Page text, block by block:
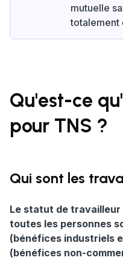
mutuelle
totalement
Qu'est-ce
pour TNS ?
Qui sont les
Le statut de travailleur
toutes les personnes
(bénéfices industriels
(bénéfices non-